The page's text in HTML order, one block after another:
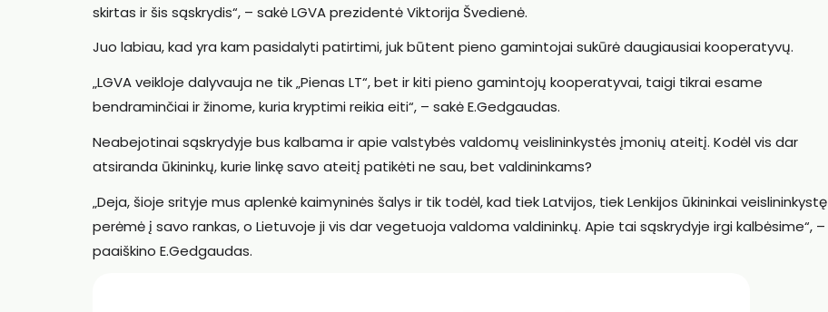
skirtas ir šis sąskrydis“, – sakė LGVA prezidentė Viktorija Švedienė.
Juo labiau, kad yra kam pasidalyti patirtimi, juk būtent pieno gamintojai sukūrė daugiausiai kooperatyvų.
„LGVA veikloje dalyvauja ne tik „Pienas LT“, bet ir kiti pieno gamintojų kooperatyvai, taigi tikrai esame
bendraminčiai ir žinome, kuria kryptimi reikia eiti“, – sakė E.Gedgaudas.
Neabejotinai sąskrydyje bus kalbama ir apie valstybės valdomų veislininkystės įmonių ateitį. Kodėl vis dar
atsiranda ūkininkų, kurie linkę savo ateitį patikėti ne sau, bet valdininkams?
„Deja, šioje srityje mus aplenkė kaimyninės šalys ir tik todėl, kad tiek Latvijos, tiek Lenkijos ūkininkai veislininkystę
perėmė į savo rankas, o Lietuvoje ji vis dar vegetuoja valdoma valdininkų. Apie tai sąskrydyje irgi kalbėsime“, –
paaiškino E.Gedgaudas.